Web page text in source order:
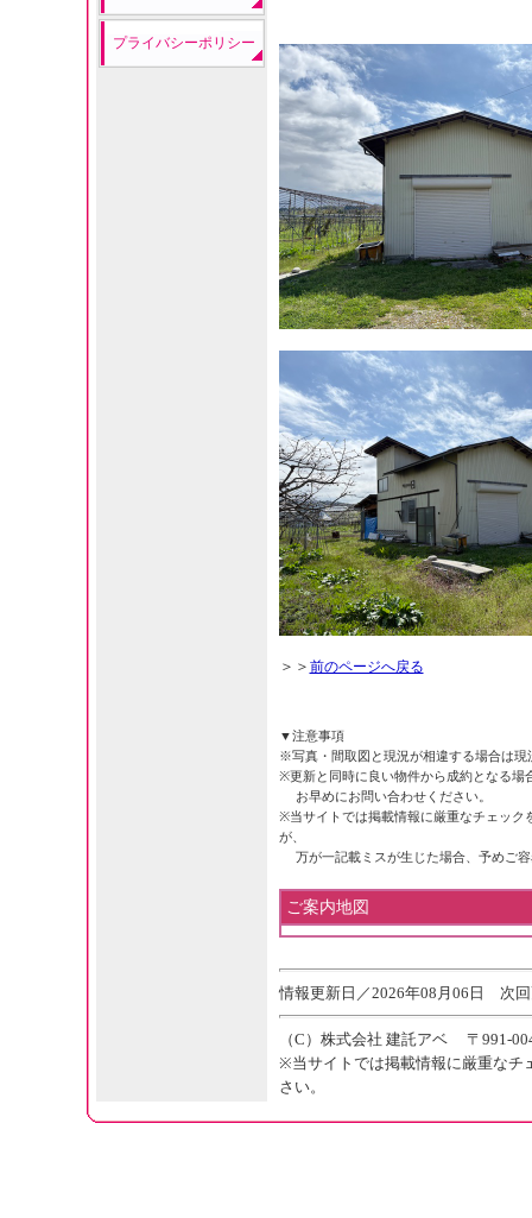
プライバシーポリシー
＞＞ 前のページへ戻る
▼注意事項
※写真・間取図と現況が相違する場合は現
※更新と同時に良い物件から成約となる場
お早めにお問い合わせください。
※当サイトでは掲載情報に厳重なチェック
が、
万が一記載ミスが生じた場合、予めご容
ご案内地図
情報更新日／2026年08月06日 次
（C）株式会社 建託アベ 〒991-
※当サイトでは掲載情報に厳重なチ
さい。